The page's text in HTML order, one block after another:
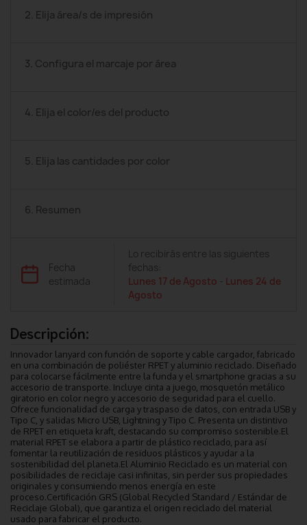
2. Elija área/s de impresión
3. Configura el marcaje por área
4. Elija el color/es del producto
5. Elija las cantidades por color
6. Resumen
Fecha
estimada
Lo recibirás entre las siguientes
fechas:
Lunes 17 de Agosto - Lunes 24 de
Agosto
Descripción:
Innovador lanyard con función de soporte y cable cargador, fabricado
en una combinación de poliéster RPET y aluminio reciclado. Diseñado
para colocarse fácilmente entre la funda y el smartphone gracias a su
accesorio de transporte. Incluye cinta a juego, mosquetón metálico
giratorio en color negro y accesorio de seguridad para el cuello.
Ofrece funcionalidad de carga y traspaso de datos, con entrada USB y
Tipo C, y salidas Micro USB, Lightning y Tipo C. Presenta un distintivo
de RPET en etiqueta kraft, destacando su compromiso sostenible.El
material RPET se elabora a partir de plástico reciclado, para así
fomentar la reutilización de residuos plásticos y ayudar a la
sostenibilidad del planeta.El Aluminio Reciclado es un material con
posibilidades de reciclaje casi infinitas, sin perder sus propiedades
originales y consumiendo menos energía en este
proceso.Certificación GRS (Global Recycled Standard / Estándar de
Reciclaje Global), que garantiza el origen reciclado del material
usado para fabricar el producto.